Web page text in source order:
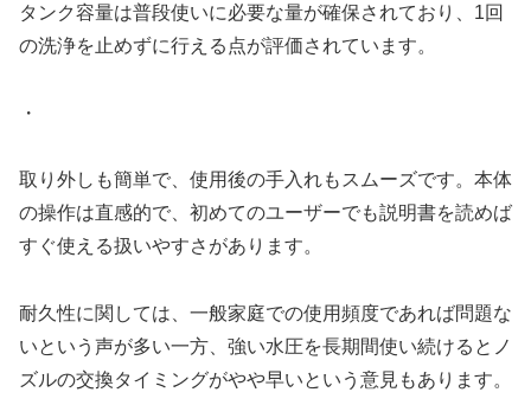
タンク容量は普段使いに必要な量が確保されており、1回
の洗浄を止めずに行える点が評価されています。
・
取り外しも簡単で、使用後の手入れもスムーズです。本体
の操作は直感的で、初めてのユーザーでも説明書を読めば
すぐ使える扱いやすさがあります。
耐久性に関しては、一般家庭での使用頻度であれば問題な
いという声が多い一方、強い水圧を長期間使い続けるとノ
ズルの交換タイミングがやや早いという意見もあります。